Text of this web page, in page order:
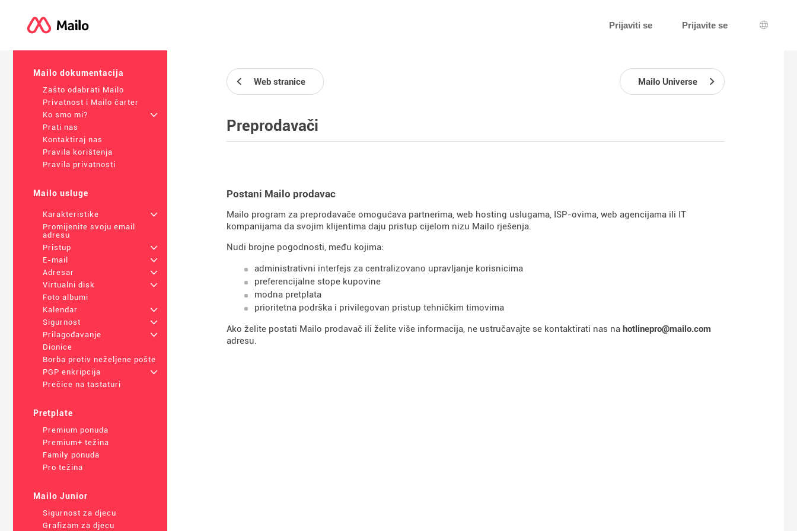
Prijaviti se Prijavite se
Izbor
Mailo dokumentacija
Zašto odabrati Mailo
Privatnost i Mailo čarter
Ko smo mi?
+
Prati nas
Kontaktiraj nas
Pravila korištenja
Pravila privatnosti
Mailo usluge
Karakteristike
+
Promijenite svoju email
adresu
Pristup
+
E-mail
+
Adresar
+
Virtualni disk
+
Foto albumi
Kalendar
+
Sigurnost
+
Prilagođavanje
+
Dionice
Borba protiv neželjene pošte
PGP enkripcija
+
Prečice na tastaturi
Pretplate
Premium ponuda
Premium+ težina
Family ponuda
Pro težina
Mailo Junior
Sigurnost za djecu
Grafizam za djecu
Web stranice Mailo Universe
Preprodavači
Postani Mailo prodavac
Mailo program za preprodavače omogućava partnerima, web hosting uslugama, ISP-ovima, web agencijama ili IT
kompanijama da svojim klijentima daju pristup cijelom nizu Mailo rješenja.
Nudi brojne pogodnosti, među kojima:
administrativni interfejs za centralizovano upravljanje korisnicima
preferencijalne stope kupovine
modna pretplata
prioritetna podrška i privilegovan pristup tehničkim timovima
Ako želite postati Mailo prodavač ili želite više informacija, ne ustručavajte se kontaktirati nas na hotlinepro@mailo.com
adresu.